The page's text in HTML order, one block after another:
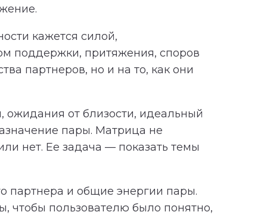
кажется силой,
поддержки, притяжения, споров
партнеров, но и на то, как они
ожидания от близости, идеальный
пары. Матрица не
нет. Ее задача — показать темы
партнера и общие энергии пары.
чтобы пользователю было понятно,